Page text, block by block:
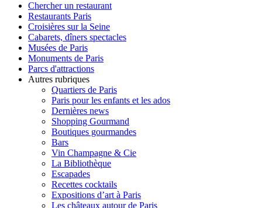
Chercher un restaurant
Restaurants Paris
Croisières sur la Seine
Cabarets, dîners spectacles
Musées de Paris
Monuments de Paris
Parcs d'attractions
Autres rubriques
Quartiers de Paris
Paris pour les enfants et les ados
Dernières news
Shopping Gourmand
Boutiques gourmandes
Bars
Vin Champagne & Cie
La Bibliothèque
Escapades
Recettes cocktails
Expositions d’art à Paris
Les châteaux autour de Paris